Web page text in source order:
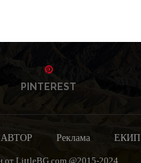
PINTEREST
Реклама ЕКИП
от LittleBG.com @2015-2024